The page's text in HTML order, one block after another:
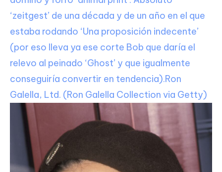
‘zeitgest’ de una década y de un año en el que
estaba rodando ‘Una proposición indecente’
(por eso lleva ya ese corte Bob que daría el
relevo al peinado ‘Ghost’ y que igualmente
conseguiría convertir en tendencia).Ron
Galella, Ltd. (Ron Galella Collection via Getty)